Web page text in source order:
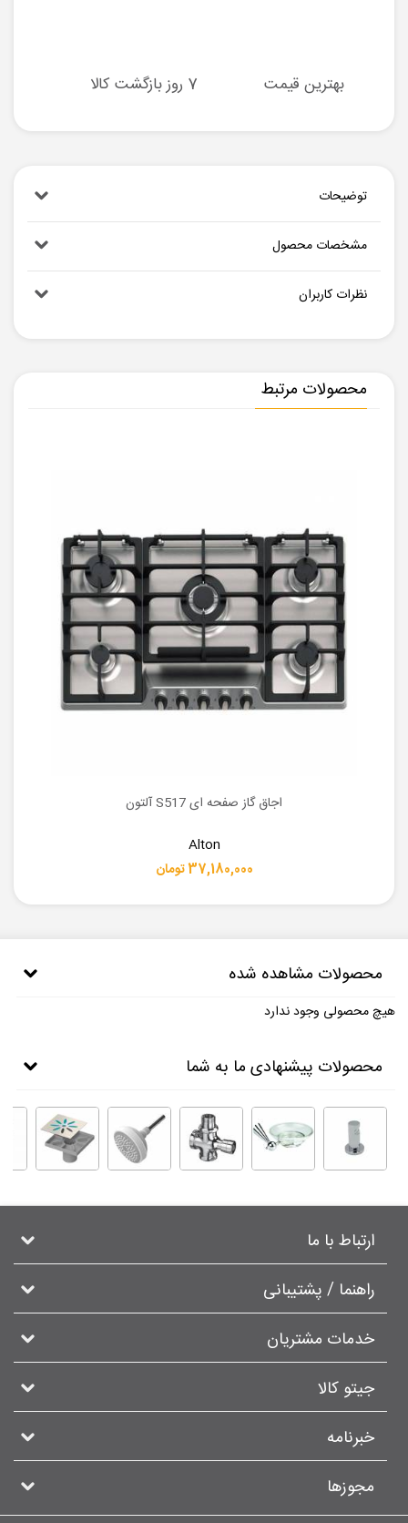
بهترین قیمت 7 روز بازگشت کالا
توضیحات
مشخصات محصول
نظرات کاربران
محصولات مرتبط
اجاق گاز صفحه ای S517 آلتون
Alton
37,180,000 تومان
محصولات مشاهده شده
هیچ محصولی وجود ندارد
محصولات پیشنهادی ما به شما
ارتباط با ما
راهنما / پشتیبانی
خدمات مشتریان
جیتو کالا
خبرنامه
مجوزها